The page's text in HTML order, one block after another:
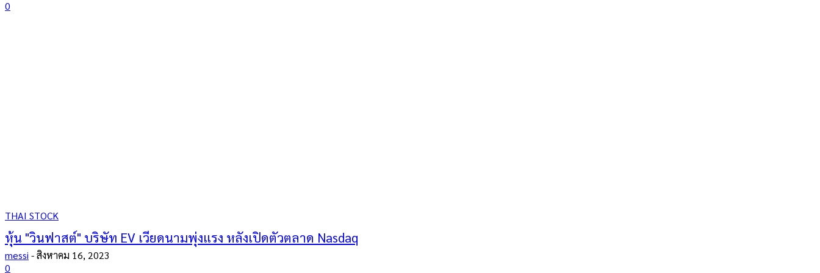
0
THAI STOCK
หุ้น "วินฟาสต์" บริษัท EV เวียดนามพุ่งแรง หลังเปิดตัวตลาด Nasdaq
messi -สิงหาคม 16, 2023
0